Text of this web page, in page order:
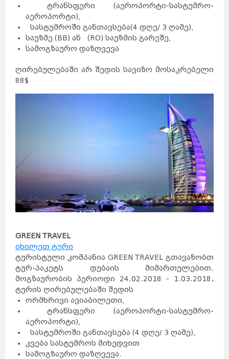
ტრანსფერი (აეროპორტი-სასტუმრო-
აეროპორტი),
სასტუმროში განთავსება(4 დღე/ 3 ღამე),
საუზმე (BB) ან (RO) საუზმის გარეშე,
სამოგზაურო დაზღვევა
ღირებულებაში არ შედის სავიზო მოსაკრებელი
88$
GREEN TRAVEL
იხილეთ ტური
ტურისტული კომპანია GREEN TRAVEL გთავაზობთ
ტურ-პაკეტს დუბაის მიმართულებით.
მოგზაურობის პერიოდი 24.02.2018 - 1.03.2018.
ტურის ღირებულებაში შედის
ორმხრივი ავიაბილეთი,
ტრანსფერი (აეროპორტი-სასტუმრო-
აეროპორტი),
სასტუმროში განთავსება (4 დღე/ 3 ღამე),
კვება სასტუმროს მიხედვით
სამოგზაურო დაზღვევა.